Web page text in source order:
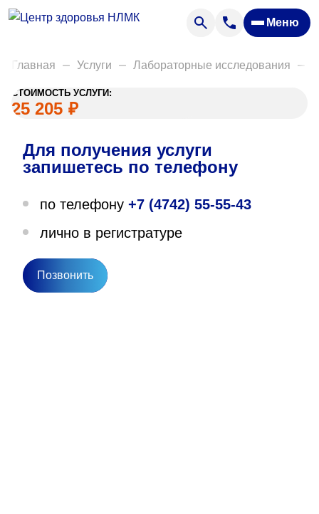
Меню
Анализы
Акции
Пациентам
Вакансии
О нас
Направления деятельности
Главная Услуги Лабораторные исследования
СТОИМОСТЬ УСЛУГИ:
25 205 ₽
Для получения услуги
запишетесь по телефону
по телефону +7 (4742) 55-55-43
лично в регистратуре
Позвонить